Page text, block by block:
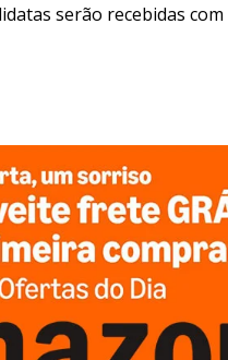
serão recebidas